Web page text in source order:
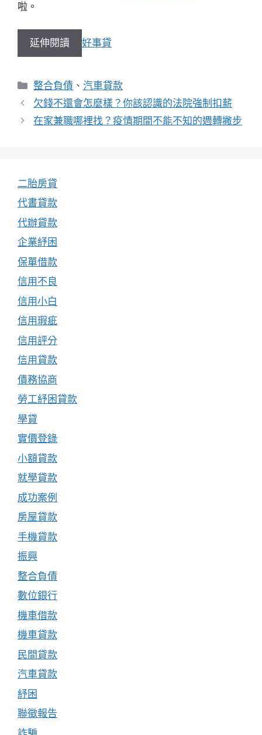
啦。
延伸閱讀 好事貸
分
類
整合負債 、汽車貸款
欠錢不還會怎麼樣？你該認識的法院強制扣薪
在家兼職哪裡找？疫情期間不能不知的週轉撇步
二胎房貸
代書貸款
代辦貸款
企業紓困
保單借款
信用不良
信用小白
信用瑕疵
信用評分
信用貸款
債務協商
勞工紓困貸款
學貸
實價登錄
小額貸款
就學貸款
成功案例
房屋貸款
手機貸款
振興
整合負債
數位銀行
機車借款
機車貸款
民間貸款
汽車貸款
紓困
聯徵報告